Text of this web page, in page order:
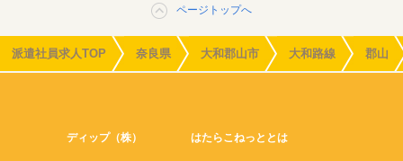
ページトップへ
派遣社員求人TOP 奈良県 大和郡山市 大和路線 郡山
ディップ（株） はたらこねっととは